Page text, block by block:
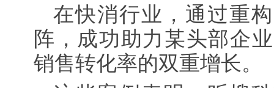
在快消行业，通过重
阵，成功助力某头部企
销售转化率的双重增长。